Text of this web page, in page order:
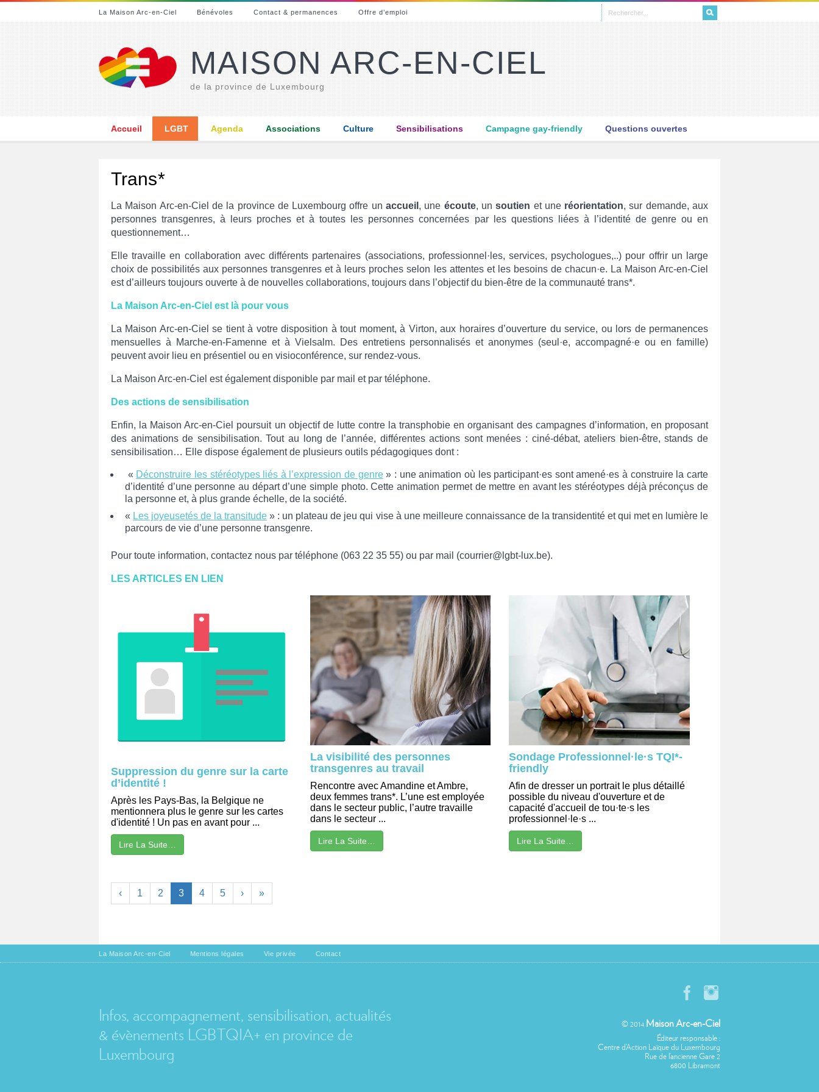
La Maison Arc-en-Ciel Bénévoles Contact & permanences Offre d’emploi
MAISON ARC-EN-CIEL
de la province de Luxembourg
Accueil LGBT Agenda Associations Culture Sensibilisations Campagne gay-friendly Questions ouvertes
Trans*
La Maison Arc-en-Ciel de la province de Luxembourg offre un accueil , une écoute, unsoutien et une réorientation, sur demande, aux
personnes transgenres, à leurs proches et à toutes les personnes concernées par les questions liées à l’identité de genre ou en
questionnement…
Elle travaille en collaboration avec différents partenaires (associations, professionnel·les, services, psychologues,..) pour offrir un large
choix de possibilités aux personnes transgenres et à leurs proches selon les attentes et les besoins de chacun·e. La Maison Arc-en-Ciel
est d’ailleurs toujours ouverte à de nouvelles collaborations, toujours dans l’objectif du bien-être de la communauté trans*.
La Maison Arc-en-Ciel est là pour vous
La Maison Arc-en-Ciel se tient à votre disposition à tout moment, à Virton, aux horaires d’ouverture du service, ou lors de permanences
mensuelles à Marche-en-Famenne et à Vielsalm. Des entretiens personnalisés et anonymes (seul·e, accompagné·e ou en famille)
peuvent avoir lieu en présentiel ou en visioconférence, sur rendez-vous.
La Maison Arc-en-Ciel est également disponible par mail et par téléphone.
Des actions de sensibilisation
Enfin, la Maison Arc-en-Ciel poursuit un objectif de lutte contre la transphobie en organisant des campagnes d’information, en proposant
des animations de sensibilisation. Tout au long de l’année, différentes actions sont menées : ciné-débat, ateliers bien-être, stands de
sensibilisation… Elle dispose également de plusieurs outils pédagogiques dont :
« Déconstruire les stéréotypes liés à l’expression de genre» : une animation où les participant·es sont amené·es à construire la carte
d’identité d’une personne au départ d’une simple photo. Cette animation permet de mettre en avant les stéréotypes déjà préconçus de
la personne et, à plus grande échelle, de la société.
« Les joyeusetés de la transitude » : un plateau de jeu qui vise à une meilleure connaissance de la transidentité et qui met en lumière le
parcours de vie d’une personne transgenre.
Pour toute information, contactez nous par téléphone (063 22 35 55) ou par mail (courrier@lgbt-lux.be).
LES ARTICLES EN LIE N
Suppression du genre sur la carte
d’identité !
Après les Pays-Bas, la Belgique ne
mentionnera plus le genre sur les cartes
d'identité ! Un pas en avant pour ...
Lire La Suite…
La visibilité des personnes
transgenres au travail
Rencontre avec Amandine et Ambre,
deux femmes trans*. L’une est employée
dans le secteur public, l’autre travaille
dans le secteur ...
Lire La Suite…
Sondage Professionnel·le·s TQI*-
friendly
Afin de dresser un portrait le plus détaillé
possible du niveau d'ouverture et de
capacité d'accueil de tou·te·s les
professionnel·le·s ...
Lire La Suite…
‹ 1 2 3 4 5 › »
La Maison Arc-en-Ciel Mentions légales Vie privée Contact
Infos, accompagnement, sensibilisation, actualités
& évènements LGBTQIA+ en province de
Luxembourg
© 2014 Maison Arc-en-Ciel
Éditeur responsable :
Centre d’Action Laïque du Luxembourg
Rue de l’ancienne Gare 2
6800 Libramont